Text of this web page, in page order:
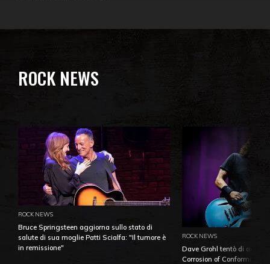
ROCK NEWS
ROCK NEWS
Bruce Springsteen aggiorna sullo stato di
salute di sua moglie Patti Scialfa: "Il tumore è
in remissione"
ROCK NEWS
Dave Grohl tentò di
Corrosion of Conformity